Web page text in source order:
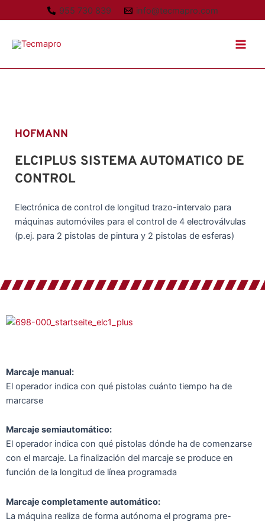
al
955 730 839 info@tecmapro.com
HOFMANN
ELC1PLUS SISTEMA AUTOMATICO DE
CONTROL
Electrónica de control de longitud trazo-intervalo para
máquinas automóviles para el control de 4 electroválvulas
(p.ej. para 2 pistolas de pintura y 2 pistolas de esferas)
Marcaje manual:
El operador indica con qué pistolas cuánto tiempo ha de
marcarse
Marcaje semiautomático:
El operador indica con qué pistolas dónde ha de comenzarse
con el marcaje. La finalización del marcaje se produce en
función de la longitud de línea programada
Marcaje completamente automático:
La máquina realiza de forma autónoma el programa pre-